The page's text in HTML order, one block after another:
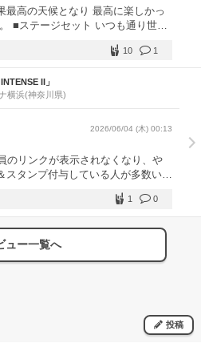
メンバーを減らした編成のため、
た。それをオケで補わないところ
最高の天候となり 最高に楽しかっ
した。海外ツアーもあるので仕方な
れば十分過ぎますけどね。笑 ■衣
でした。相変わらず可愛い。 欲
響 流石Kアリーナ
ねさんが90％以上の声を出してい
。 個人差かもしれませんがね。ち
サビ前で一旦止めて熱量下げるの
で。 好きな曲なだけ残念。 2.
7. 奥底に眠るルーツ
よかった！ 8. クリームで
ジ寄りでした！ この曲もかなり好
イントロから一気に引き込まれ
いる。 スクリーンの時計台は「時
1
10
II」
横浜(神奈川県)
2026/06/04 (木) 00:13
のリンクが表示されなくなり、や
タンプ付与している人が多数いた
に見えた 笑える展開あり、泣ける
いていたが、案内が遅くて既に退
演後にプレミアム会員ブースに向
面（左）に迂回させられた。その案
に進むこともできず… LIVEはすご
0
1
ュー一覧へ
投稿